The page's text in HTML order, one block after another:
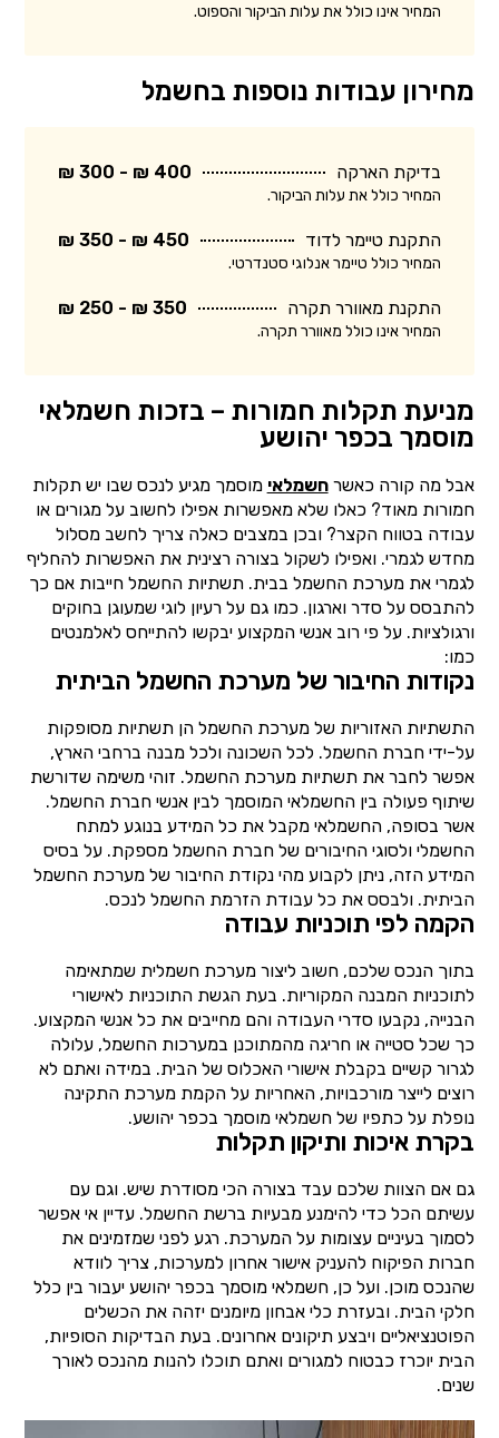
המחיר אינו כולל את עלות הביקור והספוט.
מחירון עבודות נוספות בחשמל
בדיקת הארקה 400 ₪ - 300 ₪
המחיר כולל את עלות הביקור.
התקנת טיימר לדוד 450 ₪ - 350 ₪
המחיר כולל טיימר אנלוגי סטנדרטי.
התקנת מאוורר תקרה 350 ₪ - 250 ₪
המחיר אינו כולל מאוורר תקרה.
מניעת תקלות חמורות – בזכות חשמלאי
מוסמך בכפר יהושע
אבל מה קורה כאשרחשמלאי מוסמך מגיע לנכס שבו יש תקלות
חמורות מאוד? כאלו שלא מאפשרות אפילו לחשוב על מגורים או
עבודה בטווח הקצר? ובכן במצבים כאלה צריך לחשב מסלול
מחדש לגמרי. ואפילו לשקול בצורה רצינית את האפשרות להחליף
לגמרי את מערכת החשמל בבית. תשתיות החשמל חייבות אם כך
להתבסס על סדר וארגון. כמו גם על רעיון לוגי שמעוגן בחוקים
ורגולציות. על פי רוב אנשי המקצוע יבקשו להתייחס לאלמנטים
כמו:
נקודות החיבור של מערכת החשמל הביתית
התשתיות האזוריות של מערכת החשמל הן תשתיות מסופקות
על-ידי חברת החשמל. לכל השכונה ולכל מבנה ברחבי הארץ,
אפשר לחבר את תשתיות מערכת החשמל. זוהי משימה שדורשת
שיתוף פעולה בין החשמלאי המוסמך לבין אנשי חברת החשמל.
אשר בסופה, החשמלאי מקבל את כל המידע בנוגע למתח
החשמלי ולסוגי החיבורים של חברת החשמל מספקת. על בסיס
המידע הזה, ניתן לקבוע מהי נקודת החיבור של מערכת החשמל
הביתית. ולבסס את כל עבודת הזרמת החשמל לנכס.
הקמה לפי תוכניות עבודה
בתוך הנכס שלכם, חשוב ליצור מערכת חשמלית שמתאימה
לתוכניות המבנה המקוריות. בעת הגשת התוכניות לאישורי
הבנייה, נקבעו סדרי העבודה והם מחייבים את כל אנשי המקצוע.
כך שכל סטייה או חריגה מהמתוכנן במערכות החשמל, עלולה
לגרור קשיים בקבלת אישורי האכלוס של הבית. במידה ואתם לא
רוצים לייצר מורכבויות, האחריות על הקמת מערכת התקינה
נופלת על כתפיו של חשמלאי מוסמך בכפר יהושע.
בקרת איכות ותיקון תקלות
גם אם הצוות שלכם עבד בצורה הכי מסודרת שיש. וגם עם
עשיתם הכל כדי להימנע מבעיות ברשת החשמל. עדיין אי אפשר
לסמוך בעיניים עצומות על המערכת. רגע לפני שמזמינים את
חברות הפיקוח להעניק אישור אחרון למערכות, צריך לוודא
שהנכס מוכן. ועל כן, חשמלאי מוסמך בכפר יהושע יעבור בין כלל
חלקי הבית. ובעזרת כלי אבחון מיומנים יזהה את הכשלים
הפוטנציאליים ויבצע תיקונים אחרונים. בעת הבדיקות הסופיות,
הבית יוכרז כבטוח למגורים ואתם תוכלו להנות מהנכס לאורך
שנים.